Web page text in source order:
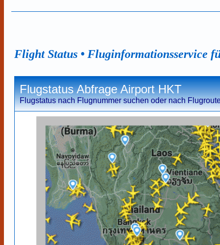
Flight Status • Fluginformationsservice
Flugstatus Abfrage Airport HKT
Flugstatus nach Flugnummer suchen oder nach